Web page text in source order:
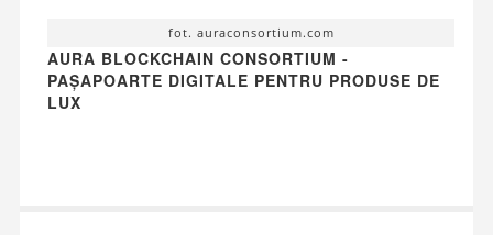
fot. auraconsortium.com
AURA BLOCKCHAIN CONSORTIUM -
PAȘAPOARTE DIGITALE PENTRU PRODUSE DE
LUX